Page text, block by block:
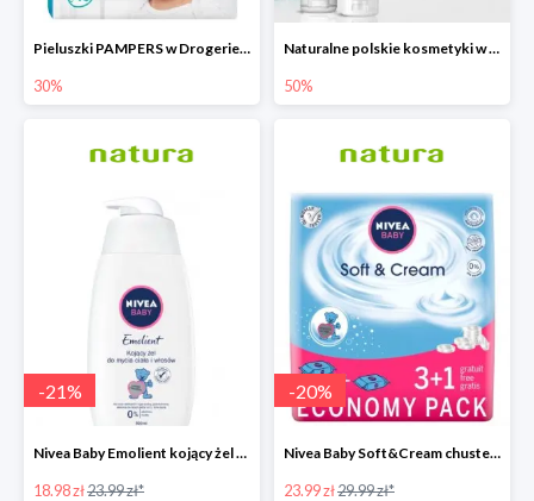
Pieluszki PAMPERS w Drogerie Natura do -30%
30%
Naturalne polskie kosmetyki w Drogerie Natura do -50%
50%
-21%
Nivea Baby Emolient kojący żel do mycia ciała i włosów 500ml
18.98 zł23.99 zł*
-20%
Nivea Baby Soft&Cream chusteczki 4x63 sztuki
23.99 zł29.99 zł*